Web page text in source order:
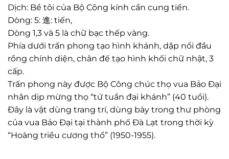
Dịch: Bề tôi của Bộ Công kính cẩn cung tiến.
Dòng: 5: 進: tiến,
Dòng 1,3 và 5 là chữ bạc thếp vàng.
Phía dưới trấn phong tạo hình khánh, dập nổi đầu
rồng chính diện, chân đế tạo hình khối chữ nhật, 3
cấp.
Trấn phong này được Bộ Công chúc thọ vua Bảo Đại
nhân dịp mừng thọ “tứ tuần đại khánh” (40 tuổi).
Đây là vật dùng trang trí, dùng bày trong thư phòng
của vua Bảo Đại tại thành phố Đà Lạt trong thời kỳ
“Hoàng triều cương thổ” (1950-1955).